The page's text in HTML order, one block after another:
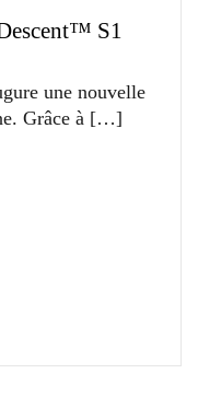
S1
une nouvelle
Grâce à